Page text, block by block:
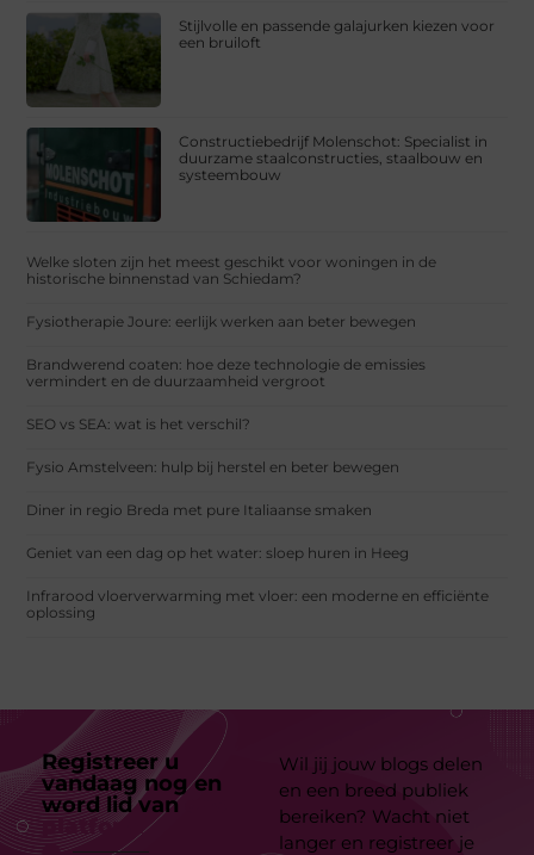
Stijlvolle en passende galajurken kiezen voor
een bruiloft
Constructiebedrijf Molenschot: Specialist in
duurzame staalconstructies, staalbouw en
systeembouw
Welke sloten zijn het meest geschikt voor woningen in de
historische binnenstad van Schiedam?
Fysiotherapie Joure: eerlijk werken aan beter bewegen
Brandwerend coaten: hoe deze technologie de emissies
vermindert en de duurzaamheid vergroot
SEO vs SEA: wat is het verschil?
Fysio Amstelveen: hulp bij herstel en beter bewegen
Diner in regio Breda met pure Italiaanse smaken
Geniet van een dag op het water: sloep huren in Heeg
Infrarood vloerverwarming met vloer: een moderne en efficiënte
oplossing
Registreer u
vandaag nog en
word lid van
platform
Wil jij jouw blogs delen
en een breed publiek
bereiken? Wacht niet
langer en registreer je